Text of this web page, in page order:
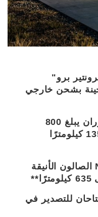
برو"
بشحن خارجي
تُقدّم "فرونتير برو" عزم دوران يبلغ 800
نيوتن متر ومدى يصل إلى 135 كيلومترًا
سيارة دونغ فينغ - نيسان N7 الصالون الأنيقة
للتصدير في